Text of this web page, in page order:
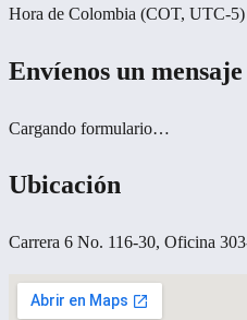
Hora de Colombia (COT, UTC-5)
Envíenos un mensaje
Cargando formulario…
Ubicación
Carrera 6 No. 116-30, Oficina